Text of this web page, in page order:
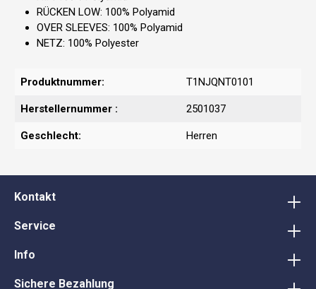
RÜCKEN LOW: 100% Polyamid
OVER SLEEVES: 100% Polyamid
NETZ: 100% Polyester
Produktnummer: T1NJQNT0101
Herstellernummer : 2501037
Geschlecht: Herren
Kontakt
Service
Info
Sichere Bezahlung